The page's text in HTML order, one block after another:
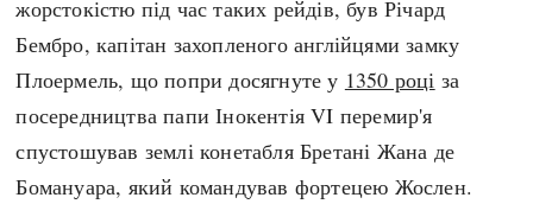
жорстокістю під час таких рейдів, був Річард
Бембро, капітан захопленого англійцями замку
Плоермель, що попри досягнуте у 1350 році за
посередництва папи Інокентія VI перемир'я
спустошував землі конетабля Бретані Жана де
Бомануара, який командував фортецею Жослен.